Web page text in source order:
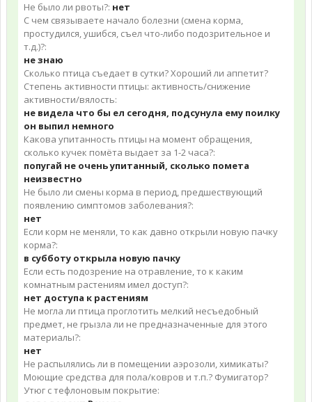
Не было ли рвоты?: нет
С чем связываете начало болезни (смена корма,
простудился, ушибся, съел что-либо подозрительное и
т.д.)?:
не знаю
Сколько птица съедает в сутки? Хороший ли аппетит?
Степень активности птицы: активность/снижение
активности/вялость:
не видела что бы ел сегодня, подсунула ему поилку
он выпил немного
Какова упитанность птицы на момент обращения,
сколько кучек помёта выдает за 1-2 часа?:
попугай не очень упитанный, сколько помета
неизвестно
Не было ли смены корма в период, предшествующий
появлению симптомов заболевания?:
нет
Если корм не меняли, то как давно открыли новую пачку
корма?:
в субботу открыла новую пачку
Если есть подозрение на отравление, то к каким
комнатным растениям имел доступ?:
нет доступа к растениям
Не могла ли птица проглотить мелкий несъедобный
предмет, не грызла ли не предназначенные для этого
материалы?:
нет
Не распылялись ли в помещении аэрозоли, химикаты?
Моющие средства для пола/ковров и т.п.? Фумигатор?
Утюг с тефлоновым покрытие: